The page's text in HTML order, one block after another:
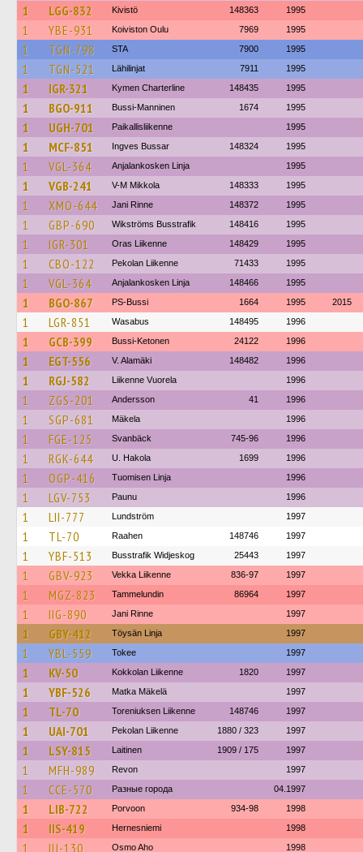
1 LGG-832 Kivistö 148363 1995
1 YBE-931 Koiviston Oulu 7969 1995
1 TGN-798 STA 7900 1995
1 TGN-521 Lähilinjat 7911 1995
1 IGR-321 Kymen Charterline 148435 1995
1 BGO-911 Bussi-Manninen 1674 1995
1 UGH-701 Paikallisliikenne 1995
1 MCF-851 Ingves Bussar 148324 1995
1 VGL-364 Anjalankosken Linja 1995
1 VGB-241 V-M Mikkola 148333 1995
1 XMO-644 Jani Rinne 148372 1995
1 GBP-690 Wikströms Busstrafik 148416 1995
1 IGR-301 Oras Liikenne 148429 1995
1 CBO-122 Pekolan Liikenne 71433 1995
1 VGL-364 Anjalankosken Linja 148466 1995
1 BGO-867 PS-Bussi 1664 1995 2015
1 LGR-851 Wasabus 148495 1996
1 GCB-399 Bussi-Ketonen 24122 1996
1 EGT-556 V. Alamäki 148482 1996
1 RGJ-582 Liikenne Vuorela 1996
1 ZGS-201 Andersson 41 1996
1 SGP-681 Mäkela 1996
1 FGE-125 Svanbäck 745-96 1996
1 RGK-644 U. Hakola 1699 1996
1 OGP-416 Tuomisen Linja 1996
1 LGV-753 Paunu 1996
1 LII-777 Lundström 1997
1 TL-70 Raahen 148746 1997
1 YBF-513 Busstrafik Widjeskog 25443 1997
1 GBV-923 Vekka Liikenne 836-97 1997
1 MGZ-823 Tammelundin 86964 1997
1 IIG-890 Jani Rinne 1997
1 GBY-412 Töysän Linja 1997
1 YBL-559 Tokee 1997
1 KV-50 Kokkolan Liikenne 1820 1997
1 YBF-526 Matka Mäkelä 1997
1 TL-70 Toreniuksen Liikenne 148746 1997
1 UAI-701 Pekolan Liikenne 1880 / 323 1997
1 LSY-815 Laitinen 1909 / 175 1997
1 MFH-989 Revon 1997
1 CCE-570 Разные города 04.1997
1 LIB-722 Porvoon 934-98 1998
1 IIS-419 Hernesniemi 1998
1 IIJ-130 Osmo Aho 1998